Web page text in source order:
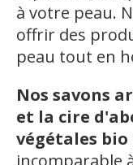
à votre peau.
offrir des
peau tout en
Nos savons
et la cire
végétales bio
incomparable